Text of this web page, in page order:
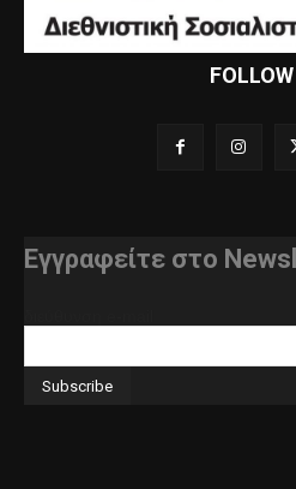
Εγγραφείτε στο